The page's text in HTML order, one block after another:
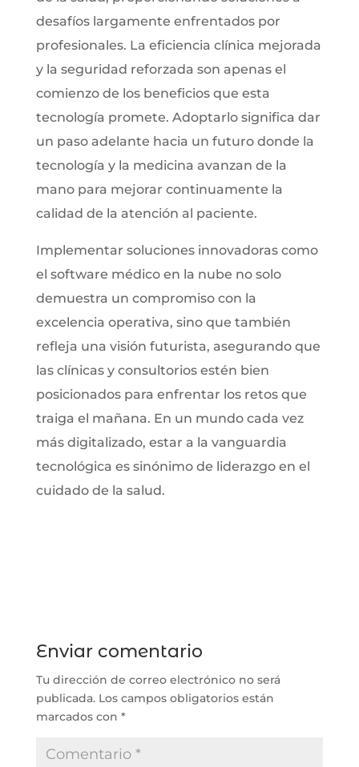
desafíos largamente enfrentados por
profesionales. La eficiencia clínica mejorada
y la seguridad reforzada son apenas el
comienzo de los beneficios que esta
tecnología promete. Adoptarlo significa dar
un paso adelante hacia un futuro donde la
tecnología y la medicina avanzan de la
mano para mejorar continuamente la
calidad de la atención al paciente.
Implementar soluciones innovadoras como
el software médico en la nube no solo
demuestra un compromiso con la
excelencia operativa, sino que también
refleja una visión futurista, asegurando que
las clínicas y consultorios estén bien
posicionados para enfrentar los retos que
traiga el mañana. En un mundo cada vez
más digitalizado, estar a la vanguardia
tecnológica es sinónimo de liderazgo en el
cuidado de la salud.
Enviar comentario
Tu dirección de correo electrónico no será
publicada. Los campos obligatorios están
marcados con *